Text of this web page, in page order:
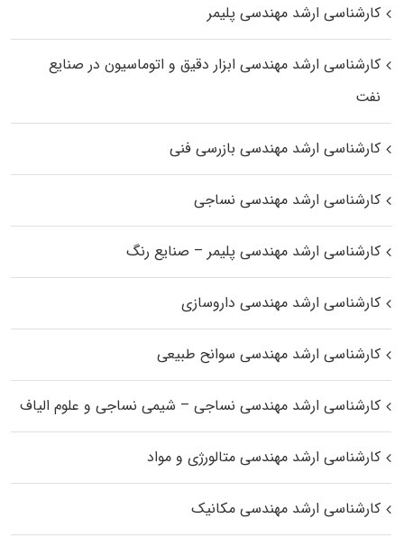
کارشناسی ارشد مهندسی پلیمر
کارشناسی ارشد مهندسی ابزار دقیق و اتوماسیون در صنایع
نفت
کارشناسی ارشد مهندسی بازرسی فنی
کارشناسی ارشد مهندسی نساجی
کارشناسی ارشد مهندسی پلیمر – صنایع رنگ
کارشناسی ارشد مهندسی داروسازی
کارشناسی ارشد مهندسی سوانح طبیعی
کارشناسی ارشد مهندسی نساجی – شیمی نساجی و علوم الیاف
کارشناسی ارشد مهندسی متالورژی و مواد
کارشناسی ارشد مهندسی مکانیک